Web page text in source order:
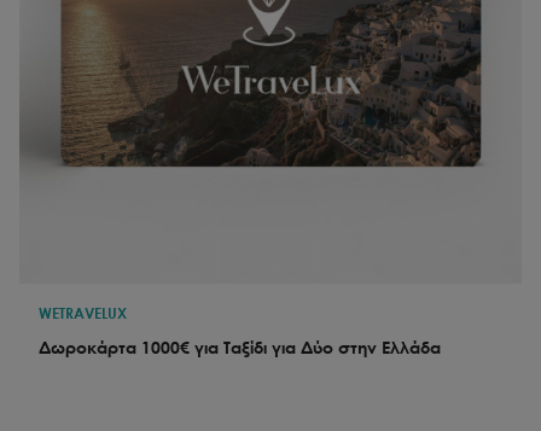
WETRAVELUX
Δωροκάρτα 1000€ για Ταξίδι για Δύο στην Ελλάδα